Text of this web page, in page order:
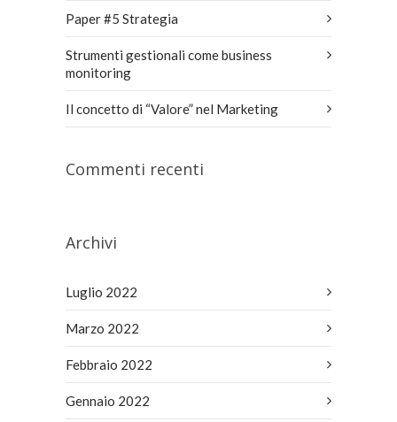
Paper #5 Strategia
Strumenti gestionali come business
monitoring
Il concetto di “Valore” nel Marketing
Commenti recenti
Archivi
Luglio 2022
Marzo 2022
Febbraio 2022
Gennaio 2022